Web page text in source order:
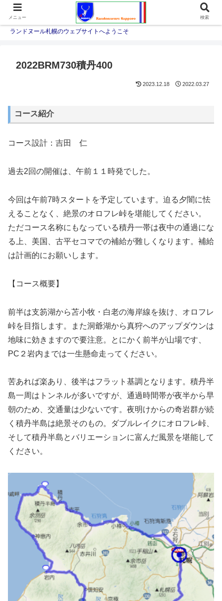
ランドヌール札幌のウェブサイトへようこそ
2022BRM730積丹400
2023.12.18 2022.03.27
コース紹介
コース設計：吉田 仁
過去2回の開催は、午前１１時発でした。
今回は午前7時スタートを予定しています。迫る夕闇に怯
えることなく、絶景のオロフレ峠を堪能してください。
ただコース名称にもなっている積丹一帯は夜中の通過にな
る上、美国、古平セコマでの補給が難しくなります。補給
は計画的にお願いします。
【コース概要】
前半は支笏湖から苫小牧・白老の海岸線を抜け、オロフレ
峠を目指します。また洞爺湖から真狩へのアップダウンは
地味に効きますので要注意。とにかく前半が山場です、
PC２岩内までは一生懸命走ってください。
苦あれば楽あり、後半はフラット基調となります。積丹半
島一周はトンネルが多いですが、通過時間帯が夜半から早
朝のため、交通量は少ないです。夜明けからの奇岩群が続
く積丹半島は絶景そのもの。ダブルレイクにオロフレ峠、
そして積丹半島とバリエーションに富んだ風景を堪能して
ください。
メニュー 検索